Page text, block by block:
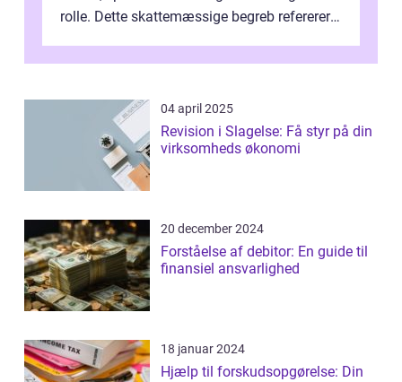
rolle. Dette skattemæssige begreb refererer
04 april 2025
Revision i Slagelse: Få styr på din
virksomheds økonomi
20 december 2024
Forståelse af debitor: En guide til
finansiel ansvarlighed
18 januar 2024
Hjælp til forskudsopgørelse: Din